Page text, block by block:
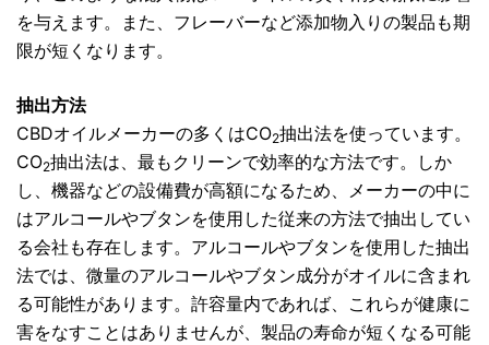
を与えます。また、フレーバーなど添加物入りの製品も期
限が短くなります。
抽出方法
CBDオイルメーカーの多くはCO2抽出法を使っています。
CO2抽出法は、最もクリーンで効率的な方法です。しか
し、機器などの設備費が高額になるため、メーカーの中に
はアルコールやブタンを使用した従来の方法で抽出してい
る会社も存在します。アルコールやブタンを使用した抽出
法では、微量のアルコールやブタン成分がオイルに含まれ
る可能性があります。許容量内であれば、これらが健康に
害をなすことはありませんが、製品の寿命が短くなる可能